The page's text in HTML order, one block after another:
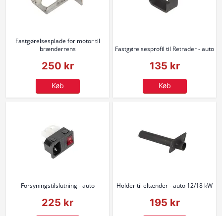
Fastgørelsesplade for motor til
brænderrens
250 kr
Køb
Fastgørelsesprofil til Retrader - auto
135 kr
Køb
Forsyningstilslutning - auto
225 kr
Holder til eltænder - auto 12/18 kW
195 kr